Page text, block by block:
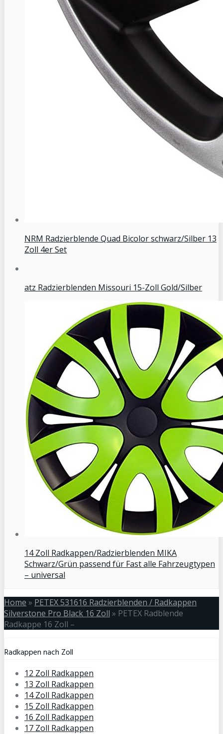
NRM Radzierblende Quad Bicolor schwarz/Silber 13
Zoll 4er Set
atz Radzierblenden Missouri 15-Zoll Gold/Silber
14 Zoll Radkappen/Radzierblenden MIKA
Schwarz/Grün passend für Fast alle Fahrzeugtypen
– universal
Home » PETEX 531616 Radzierblenden / Radkappen
Silverstone Pro Black 16 Zoll » PETEX Radblende
Radkappe 16 Zoll –
Radkappen nach Zoll
12 Zoll Radkappen
13 Zoll Radkappen
14 Zoll Radkappen
15 Zoll Radkappen
16 Zoll Radkappen
17 Zoll Radkappen